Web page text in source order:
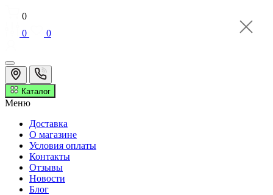
0
0
0
Каталог
Меню
Доставка
О магазине
Условия оплаты
Контакты
Отзывы
Новости
Блог